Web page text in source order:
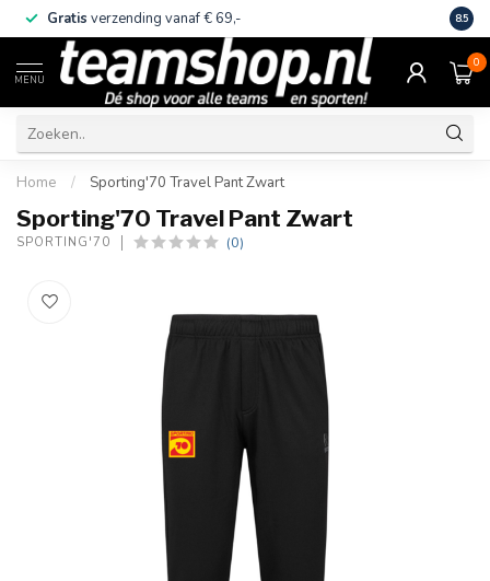
Gratis verzending vanaf € 69,- Eigen
8.5
MENU
0
Home / Sporting'70 Travel Pant Zwart
Sporting'70 Travel Pant Zwart
SPORTING'70 (0)